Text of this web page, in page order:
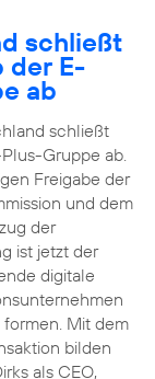
schließt
der E-
ab
schließt
Gruppe ab.
Freigabe der
und dem
der
ist jetzt der
digitale
Mit dem
bilden
als CEO,